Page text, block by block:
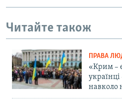
Читайте також
ПРАВА
«Крим –
навколо